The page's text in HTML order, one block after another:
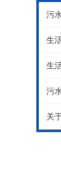
污
生
生
污
关